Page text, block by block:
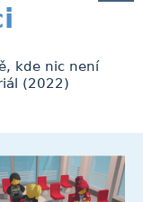
kde nic není
(2022)